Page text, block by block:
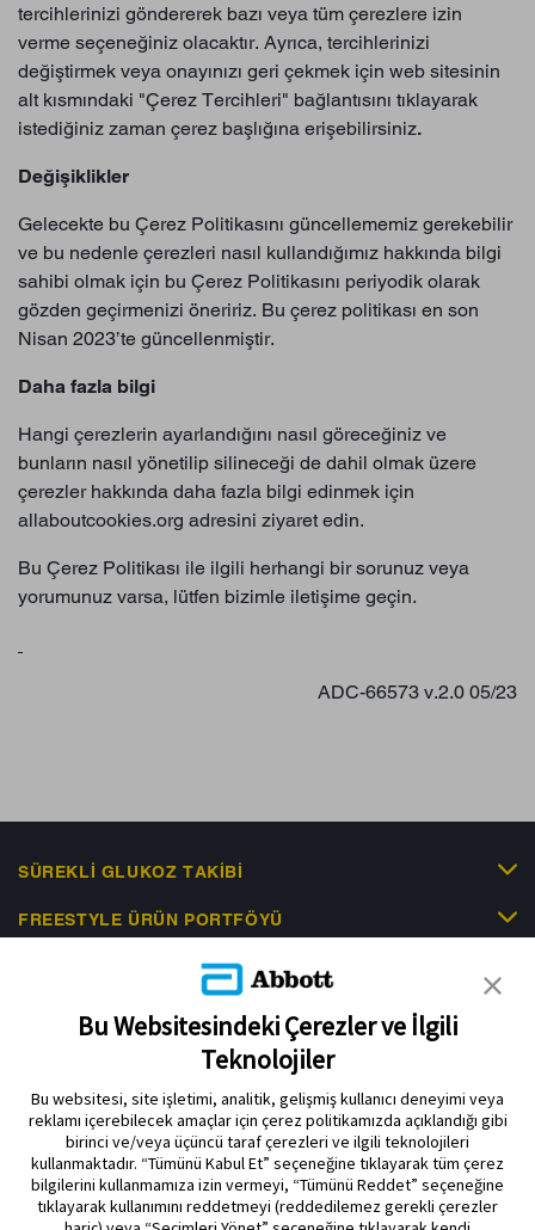
tercihlerinizi göndererek bazı veya tüm çerezlere izin
verme seçeneğiniz olacaktır. Ayrıca, tercihlerinizi
değiştirmek veya onayınızı geri çekmek için web sitesinin
alt kısmındaki "Çerez Tercihleri" bağlantısını tıklayarak
istediğiniz zaman çerez başlığına erişebilirsiniz.
Değişiklikler
Gelecekte bu Çerez Politikasını güncellememiz gerekebilir
ve bu nedenle çerezleri nasıl kullandığımız hakkında bilgi
sahibi olmak için bu Çerez Politikasını periyodik olarak
gözden geçirmenizi öneririz. Bu çerez politikası en son
Nisan 2023’te güncellenmiştir.
Daha fazla bilgi
Hangi çerezlerin ayarlandığını nasıl göreceğiniz ve
bunların nasıl yönetilip silineceği de dahil olmak üzere
çerezler hakkında daha fazla bilgi edinmek için
allaboutcookies.org adresini ziyaret edin.
Bu Çerez Politikası ile ilgili herhangi bir sorunuz veya
yorumunuz varsa, lütfen bizimle iletişime geçin.
ADC-66573 v.2.0 05/23
SÜREKLI GLUKOZ TAKIBI
FREESTYLE ÜRÜN PORTFÖYÜ
EDUCATIONAL RESOURCES
İLETIŞIM & HABERLER
Gizlilik Politikası Çerez Politikası Kullanım Koşulları
Bu Websitesindeki Çerezler ve İlgili
Teknolojiler
Bu websitesi, site işletimi, analitik, gelişmiş kullanıcı deneyimi veya
reklamı içerebilecek amaçlar için çerez politikamızda açıklandığı gibi
birinci ve/veya üçüncü taraf çerezleri ve ilgili teknolojileri
kullanmaktadır. “Tümünü Kabul Et” seçeneğine tıklayarak tüm çerez
bilgilerini kullanmamıza izin vermeyi, “Tümünü Reddet” seçeneğine
tıklayarak kullanımını reddetmeyi (reddedilemez gerekli çerezler